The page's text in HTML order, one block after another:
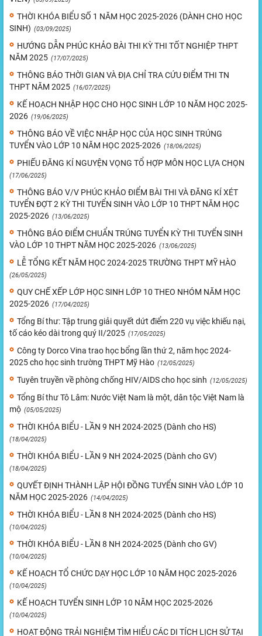
THỜI KHÓA BIỂU SỐ 1 NĂM HỌC 2025-2026 (DÀNH CHO HỌC
SINH) (03/09/2025)
HƯỚNG DẪN PHÚC KHẢO BÀI THI KỲ THI TỐT NGHIỆP THPT
NĂM 2025 (17/07/2025)
THÔNG BÁO THỜI GIAN VÀ ĐỊA CHỈ TRA CỨU ĐIỂM THI TN
THPT NĂM 2025 (16/07/2025)
KẾ HOẠCH NHẬP HỌC CHO HỌC SINH LỚP 10 NĂM HỌC 2025-
2026 (19/06/2025)
THÔNG BÁO VỀ VIỆC NHẬP HỌC CỦA HỌC SINH TRÚNG
TUYỂN VÀO LỚP 10 NĂM HỌC 2025-2026 (18/06/2025)
PHIẾU ĐĂNG KÍ NGUYỆN VỌNG TỔ HỢP MÔN HỌC LỰA CHỌN
(17/06/2025)
THÔNG BÁO V/V PHÚC KHẢO ĐIỂM BÀI THI VÀ ĐĂNG KÍ XÉT
TUYỂN ĐỢT 2 KỲ THI TUYỂN SINH VÀO LỚP 10 THPT NĂM HỌC
2025-2026 (13/06/2025)
THÔNG BÁO ĐIỂM CHUẨN TRÚNG TUYỂN KỲ THI TUYỂN SINH
VÀO LỚP 10 THPT NĂM HỌC 2025-2026 (13/06/2025)
LỄ TỔNG KẾT NĂM HỌC 2024-2025 TRƯỜNG THPT MỸ HÀO
(26/05/2025)
QUY CHẾ XẾP LỚP HỌC SINH LỚP 10 THEO NHÓM NĂM HỌC
2025-2026 (17/04/2025)
Tổng Bí thư: Tập trung giải quyết dứt điểm 220 vụ việc khiếu nại,
tố cáo kéo dài trong quý II/2025 (17/05/2025)
Công ty Dorco Vina trao học bổng lần thứ 2, năm học 2024-
2025 cho học sinh trường THPT Mỹ Hào (12/05/2025)
Tuyên truyền về phòng chống HIV/AIDS cho học sinh (12/05/2025)
Tổng Bí thư Tô Lâm: Nước Việt Nam là một, dân tộc Việt Nam là
mộ (05/05/2025)
THỜI KHÓA BIỂU - LẦN 9 NH 2024-2025 (Dành cho HS)
(18/04/2025)
THỜI KHÓA BIỂU - LẦN 9 NH 2024-2025 (Dành cho GV)
(18/04/2025)
QUYẾT ĐỊNH THÀNH LẬP HỘI ĐỒNG TUYỂN SINH VÀO LỚP 10
NĂM HỌC 2025-2026 (14/04/2025)
THỜI KHÓA BIỂU - LẦN 8 NH 2024-2025 (Dành cho HS)
(10/04/2025)
THỜI KHÓA BIỂU - LẦN 8 NH 2024-2025 (Dành cho GV)
(10/04/2025)
KẾ HOẠCH TỔ CHỨC DẠY HỌC LỚP 10 NĂM HỌC 2025-2026
(10/04/2025)
KẾ HOẠCH TUYỂN SINH LỚP 10 NĂM HỌC 2025-2026
(10/04/2025)
HOẠT ĐỘNG TRẢI NGHIỆM TÌM HIỂU CÁC DI TÍCH LỊCH SỬ TẠI